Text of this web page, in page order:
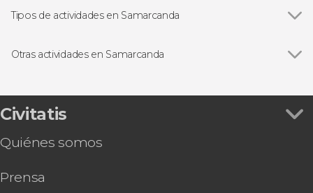
Tipos de actividades en Samarcanda
Excursiones de un día
Otras actividades en Samarcanda
Tour privado de 2 días por el desierto Kyzyl Kum
Clase de cocina uzbeka
Civitatis
Quiénes somos
Prensa